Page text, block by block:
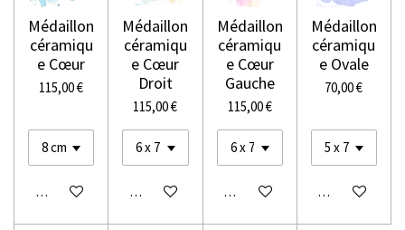
Médaillon
céramiqu
e Cœur
115,00 €
Voir les détails
Médaillon
céramiqu
e Cœur
Droit
115,00 €
Voir les détails
Médaillon
céramiqu
e Cœur
Gauche
115,00 €
Voir les détails
Médaillon
céramiqu
e Ovale
70,00 €
Voir les détails